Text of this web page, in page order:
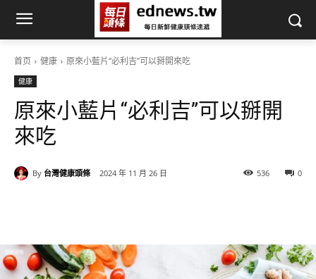
首页 健康 原來小藍片“必利吉”可以掰開來吃
健康
原來小藍片“必利吉”可以掰開
來吃
By 台灣健康頭條 2024 年 11 月 26 日 0
536